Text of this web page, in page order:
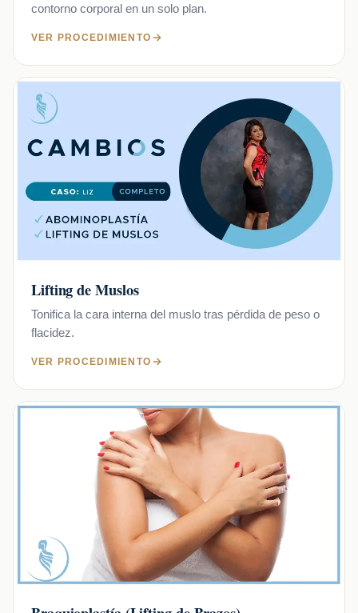
contorno corporal en un solo plan.
VER PROCEDIMIENTO
Lifting de Muslos
Tonifica la cara interna del muslo tras pérdida de peso o
flacidez.
VER PROCEDIMIENTO